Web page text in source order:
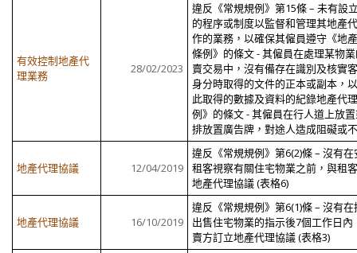
有效控制地產代
理業務
28/02/2023
違反《常規規例》第15條 – 未有設
的程序或制度以監督和管理其地產
作的業務，以確保其僱員遵守《地
條例》的條文 - 其僱員在處理某物
賣交易中，沒有備存在識別及核實
身分時取得的文件的正本或副本，
此取得的數據及資料的紀錄地產代
例》的條文 - 其僱員在行人道上放
排放置廣告牌，對途人造成阻礙或
地產代理協議 12/04/2019
違反《常規規例》第6(2)條 – 沒有在
租客視察有關住宅物業之前，與租
地產代理協議 (表格6)
地產代理協議 16/10/2019
違反《常規規例》第6(1)條 – 沒有在
出售住宅物業的指示後7個工作日內
賣方訂立地產代理協議 (表格3)